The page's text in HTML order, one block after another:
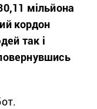
мільйона
кордон
так і